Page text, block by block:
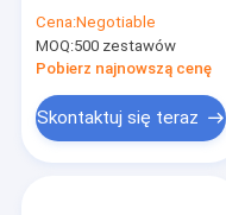
5L Wielozadaniowe
3qt 4qt 5qt
Cena:Negotiable
MOQ:500 zestawów
Pobierz najnowszą cenę
Skontaktuj się teraz